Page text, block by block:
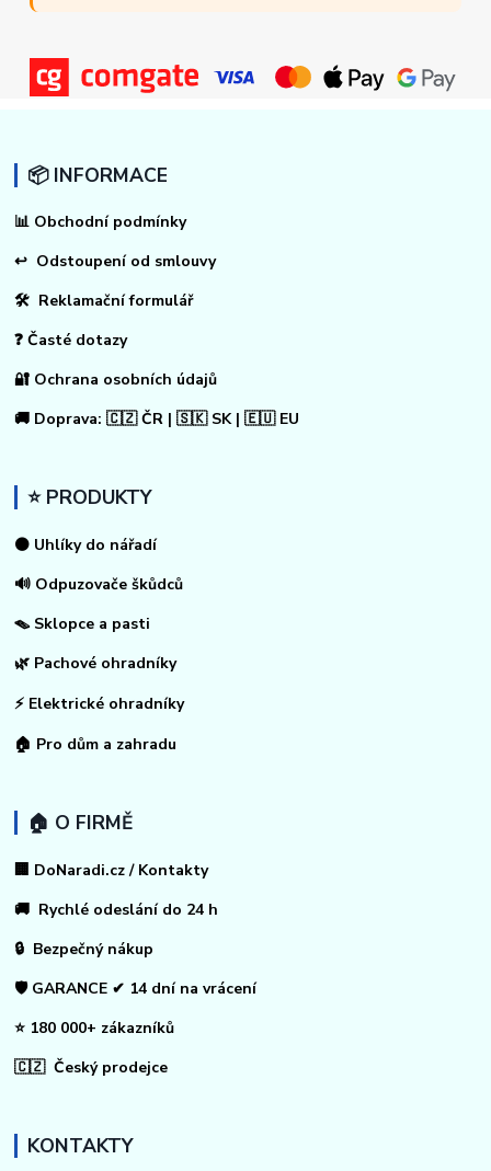
📦 INFORMACE
📊 Obchodní podmínky
↩ Odstoupení od smlouvy
🛠 Reklamační formulář
❓ Časté dotazy
🔐 Ochrana osobních údajů
🚚 Doprava: 🇨🇿 ČR | 🇸🇰 SK | 🇪🇺 EU
⭐ PRODUKTY
⚫ Uhlíky do nářadí
🔊 Odpuzovače škůdců
🪤 Sklopce a pasti
🌿 Pachové ohradníky
⚡ Elektrické ohradníky
🏠 Pro dům a zahradu
🏠 O FIRMĚ
🏢 DoNaradi.cz / Kontakty
🚚 Rychlé odeslání do 24 h
🔒 Bezpečný nákup
🛡️ GARANCE ✔ 14 dní na vrácení
⭐ 180 000+ zákazníků
🇨🇿 Český prodejce
KONTAKTY